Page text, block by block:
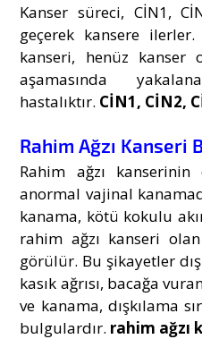
Kanser süreci, CİN1,
geçerek kansere
kanseri, henüz kanser
aşamasında
hastalıktır. CİN1, CİN2,
Rahim Ağzı
Rahim ağzı
anormal vajinal
kanama, kötü kokulu
rahim ağzı kanseri
görülür. Bu şikayetler
kasık ağrısı, bacağa
ve kanama, dışkılama
bulgulardır. rahim ağzı